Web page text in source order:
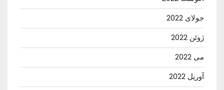
جولای 2022
ژوئن 2022
می 2022
آوریل 2022